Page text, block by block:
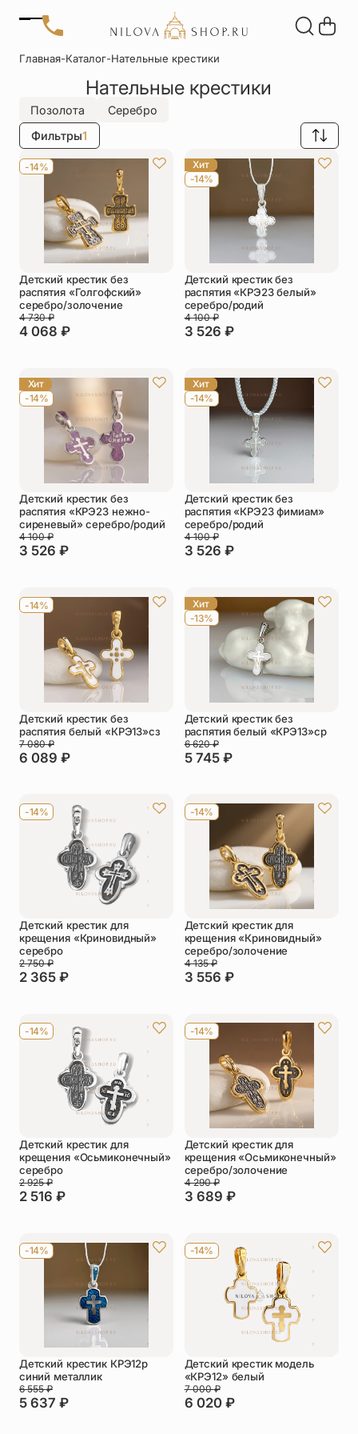
Позвонить
+7 (906) 655-37-20
Автомобильные
иконы
Браслеты
Детские
крестики
Настольные
Нательные
крестики
Нательные
Образки
именные
Подвески
Складни
Статуэтки
Упаковка
Цепи
Чётки
Шнурки на
Другое
Статьи
Главная-Каталог-Нательные крестики
Нательные крестики
Фильтры1
Позолота Серебро
-14%
Детский крестик без
распятия «Голгофский»
серебро/золочение
4 068 ₽
4 730₽
Хит
-14%
Детский крестик без
распятия «КРЭ23 белый»
серебро/родий
3 526 ₽
4 100₽
Хит
-14%
Детский крестик без
распятия «КРЭ23 нежно-
сиреневый» серебро/родий
3 526 ₽
4 100₽
Хит
-14%
Детский крестик без
распятия «КРЭ23 фимиам»
серебро/родий
3 526 ₽
4 100₽
-14%
Детский крестик без
распятия белый «КРЭ13»сз
6 089 ₽
7 080₽
Хит
-13%
Детский крестик без
распятия белый «КРЭ13»ср
5 745 ₽
6 620₽
-14%
Детский крестик для
крещения «Криновидный»
серебро
2 365 ₽
2 750₽
-14%
Детский крестик для
крещения «Криновидный»
серебро/золочение
3 556 ₽
4 135₽
-14%
Детский крестик для
крещения «Осьмиконечный»
серебро
2 516 ₽
2 925₽
-14%
Детский крестик для
крещения «Осьмиконечный»
серебро/золочение
3 689 ₽
4 290₽
-14%
Детский крестик КРЭ12р
синий металлик
5 637 ₽
6 555₽
-14%
Детский крестик модель
«КРЭ12» белый
6 020 ₽
7 000₽